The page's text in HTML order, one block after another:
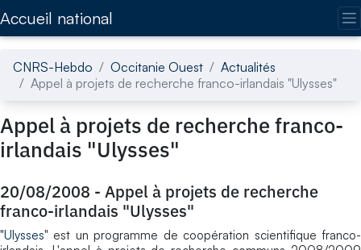
Accueil national
CNRS-Hebdo Occitanie Ouest
Actualités
Appel à projets de recherche franco-irlandais "Ulysses"
Appel à projets de recherche franco-
irlandais "Ulysses"
20/08/2008 - Appel à projets de recherche
franco-irlandais "Ulysses"
"Ulysses" est un programme de coopération scientifique franco-